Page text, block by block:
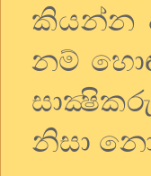
කියන්න
නම්
නිසා